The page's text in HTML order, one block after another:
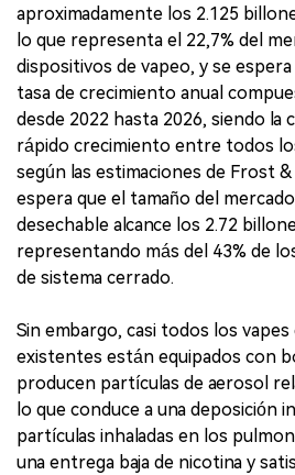
aproximadamente los 2.125
lo que representa el 22,7% del
dispositivos de vapeo, y se
tasa de crecimiento anual
desde 2022 hasta 2026, siendo la
rápido crecimiento entre todos
según las estimaciones de Frost &
espera que el tamaño del
desechable alcance los 2.72
representando más del 43% de
de sistema cerrado.
Sin embargo, casi todos los vapes
existentes están equipados con
producen partículas de aerosol
lo que conduce a una deposición
partículas inhaladas en los
una entrega baja de nicotina y